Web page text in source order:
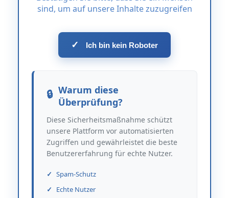
sind, um auf unsere Inhalte zuzugreifen
✓ Ich bin kein Roboter
Warum diese
Überprüfung?
Diese Sicherheitsmaßnahme schützt
unsere Plattform vor automatisierten
Zugriffen und gewährleistet die beste
Benutzererfahrung für echte Nutzer.
Spam-Schutz
Echte Nutzer